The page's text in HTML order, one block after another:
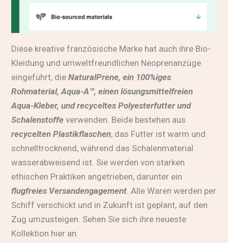
Diese kreative französische Marke hat auch ihre Bio-
Kleidung und umweltfreundlichen Neoprenanzüge
eingeführt, dieNaturalPrene, ein 100%iges
Rohmaterial, Aqua-A™, einen lösungsmittelfreien
Aqua-Kleber, und recyceltes Polyesterfutter und
Schalenstoffe verwenden. Beide bestehen aus
recycelten Plastikflaschen, das Futter ist warm und
schnelltrocknend, während das Schalenmaterial
wasserabweisend ist. Sie werden von starken
ethischen Praktiken angetrieben, darunter ein
flugfreies Versandengagement. Alle Waren werden per
Schiff verschickt und in Zukunft ist geplant, auf den
Zug umzusteigen. Sehen Sie sich ihre neueste
Kollektion hier an.